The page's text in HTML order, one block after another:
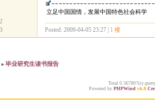
立足中国国情，发展中国特色社会科学
Posted: 2009-04-05 23:27 | 1 楼
» 毕业研究生读书报告
Total 0.367807(s)
Powered by PHPWind v6.0